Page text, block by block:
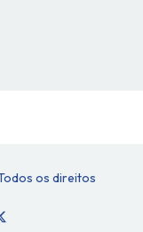
os direitos